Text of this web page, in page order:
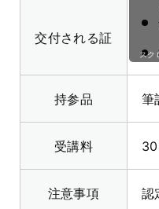
交付される証
持参品 筆
受講料
注意事項 認
スク